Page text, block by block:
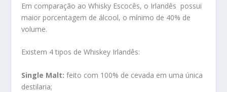
Em comparação ao Whisky Escocês, o Irlandês possui
maior porcentagem de álcool, o mínimo de 40% de
volume.
Existem 4 tipos de Whiskey Irlandês:
Single Malt: feito com 100% de cevada em uma única
destilaria;